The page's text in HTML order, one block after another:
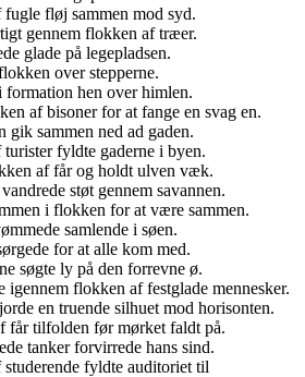
fløj sammen mod syd.
gennem flokken af træer.
glade på legepladsen.
over stepperne.
hen over himlen.
af bisoner for at fange en svag en.
gik sammen ned ad gaden.
fyldte gaderne i byen.
af får og holdt ulven væk.
støt gennem savannen.
i flokken for at være sammen.
samlende i søen.
for at alle kom med.
søgte ly på den forrevne ø.
igennem flokken af festglade mennesker.
en truende silhuet mod horisonten.
får tilfolden før mørket faldt på.
tanker forvirrede hans sind.
fyldte auditoriet til